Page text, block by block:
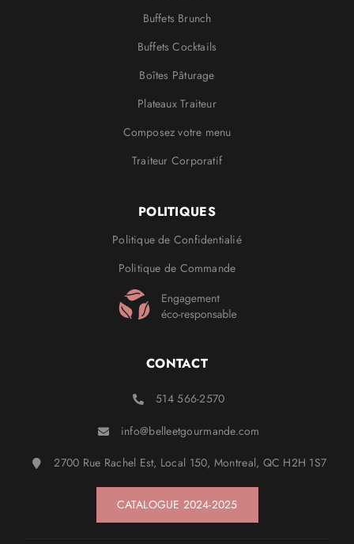
Buffets Brunch
Buffets Cocktails
Boîtes Pâturage
Plateaux Traiteur
Composez votre menu
Traiteur Corporatif
POLITIQUES
Politique de Confidentialié
Politique de Commande
CONTACT
514 566-2570
info@belleetgourmande.com
2700 Rue Rachel Est, Local 150, Montreal, QC H2H 1S7
CATALOGUE 2024-2025